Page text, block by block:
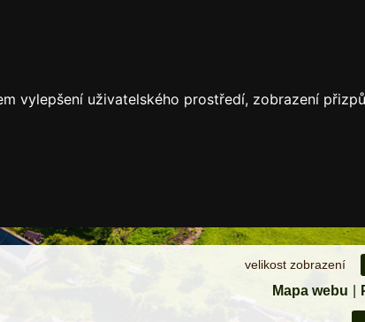
vylepšení uživatelského prostředí, zobrazení
velikost zobrazení
Mapa webu